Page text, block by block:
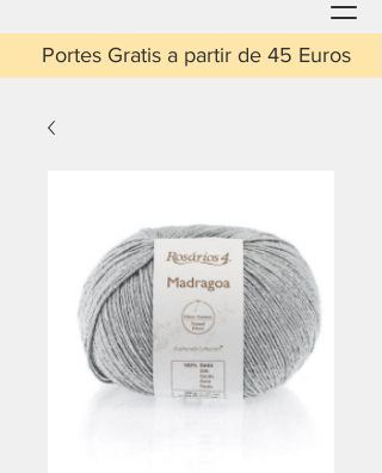
a partir de 45 Euros